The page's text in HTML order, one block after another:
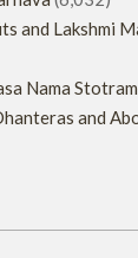
and Lakshmi
Nama Stotram
and